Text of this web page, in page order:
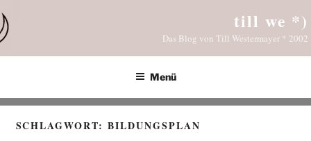
Inhalt
springen
till we *)
Das Blog von Till Westermayer * 2002
Menü
SCHLAGWORT:BILDUNGSPLAN